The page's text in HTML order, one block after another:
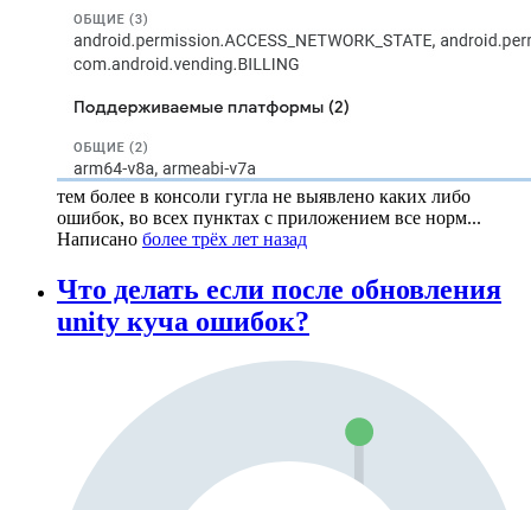
тем более в консоли гугла не выявлено каких либо
ошибок, во всех пунктах с приложением все норм...
Написано более трёх лет назад
Что делать если после обновления
unity куча ошибок?